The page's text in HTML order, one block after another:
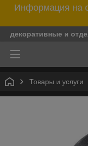
Информация на
декоративные и
Товары и услуги